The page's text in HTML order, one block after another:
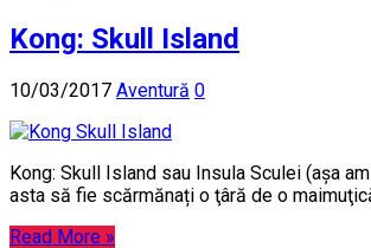
Kong: Skull Island
10/03/2017 Aventură 0
Kong: Skull Island sau Insula Sculei (aşa
asta să fie scărmănați o ţâră de o
Read More »